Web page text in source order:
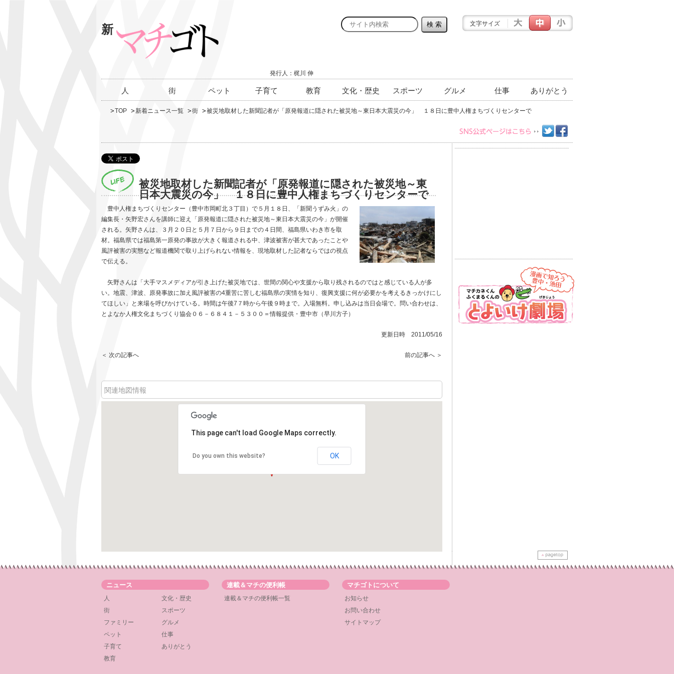
新
発行人：梶川 伸
文字サイズ
人 街 ペット 子育て 教育 文化・歴史 スポーツ グルメ 仕事 ありがとう
TOP 新着ニュース一覧 街 被災地取材した新聞記者が「原発報道に隠された被災地～東日本大震災の今」 １８日に豊中人権まちづくりセンターで
被災地取材した新聞記者が「原発報道に隠された被災地～東
日本大震災の今」 １８日に豊中人権まちづくりセンターで
豊中人権まちづくりセンター（豊中市岡町北３丁目）で５月１８日、「新聞うずみ火」の
編集長・矢野宏さんを講師に迎え「原発報道に隠された被災地～東日本大震災の今」が開催
される。矢野さんは、３月２０日と５月７日から９日までの４日間、福島県いわき市を取
材。福島県では福島第一原発の事故が大きく報道される中、津波被害が甚大であったことや
風評被害の実態など報道機関で取り上げられない情報を、現地取材した記者ならではの視点
で伝える。
矢野さんは「大手マスメディアが引き上げた被災地では、世間の関心や支援から取り残されるのではと感じている人が多
い。地震、津波、原発事故に加え風評被害の4重苦に苦しむ福島県の実情を知り、復興支援に何が必要かを考えるきっかけにし
てほしい」と来場を呼びかけている。時間は午後7７時から午後９時まで。入場無料。申し込みは当日会場で。問い合わせは、
とよなか人権文化まちづくり協会０６－６８４１－５３００＝情報提供・豊中市（早川方子）
更新日時 2011/05/16
前の記事へ ＞
＜ 次の記事へ
関連地図情報
This page can't load Google Maps correctly.
Do you own this website? OK
ニュース
人
文化・歴史
街
スポーツ
ファミリー
グルメ
ペット
仕事
子育て
ありがとう
教育
連載＆マチの便利帳
連載＆マチの便利帳一覧
マチゴトについて
お知らせ
お問い合わせ
サイトマップ